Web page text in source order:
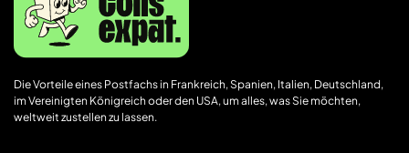
Die Vorteile eines Postfachs in Frankreich, Spanien, Italien, Deutschland,
im Vereinigten Königreich oder den USA, um alles, was Sie möchten,
weltweit zustellen zu lassen.